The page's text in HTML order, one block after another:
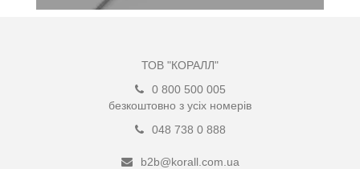
ТОВ "КОРАЛЛ"
0 800 500 005
безкоштовно з усіх номерів
048 738 0 888
b2b@korall.com.ua